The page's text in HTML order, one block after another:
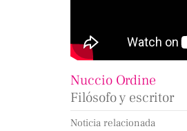
Nuccio Ordine
Filósofo y escritor
Noticia relacionada